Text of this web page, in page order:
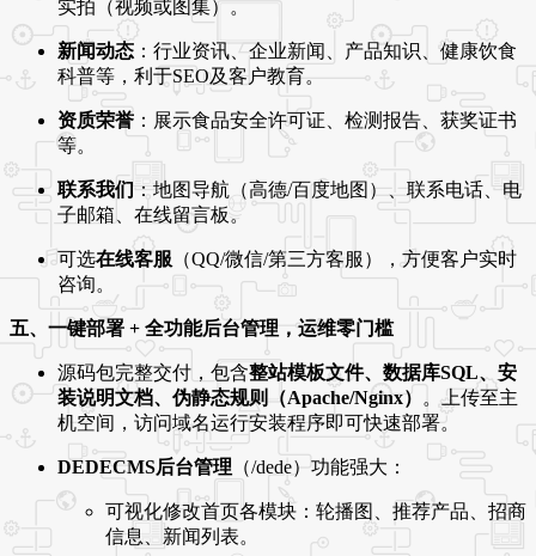
实拍（视频或图集）。
新闻动态 ：行业资讯、企业新闻、产品知识、健康饮食
科普等，利于SEO及客户教育。
资质荣誉 ：展示食品安全许可证、检测报告、获奖证书
等。
联系我们：地图导航（高德/百度地图）、联系电话、电
子邮箱、在线留言板。
可选在线客服 （QQ/微信/第三方客服），方便客户实时
咨询。
五、一键部署 + 全功能后台管理，运维零门槛
源码包完整交付，包含整站模板文件、数据库SQL、安
装说明文档、伪静态规则（Apache/Nginx） 。上传至主
机空间，访问域名运行安装程序即可快速部署。
DEDECMS后台管理 （/dede）功能强大：
可视化修改首页各模块：轮播图、推荐产品、招商
信息、新闻列表。